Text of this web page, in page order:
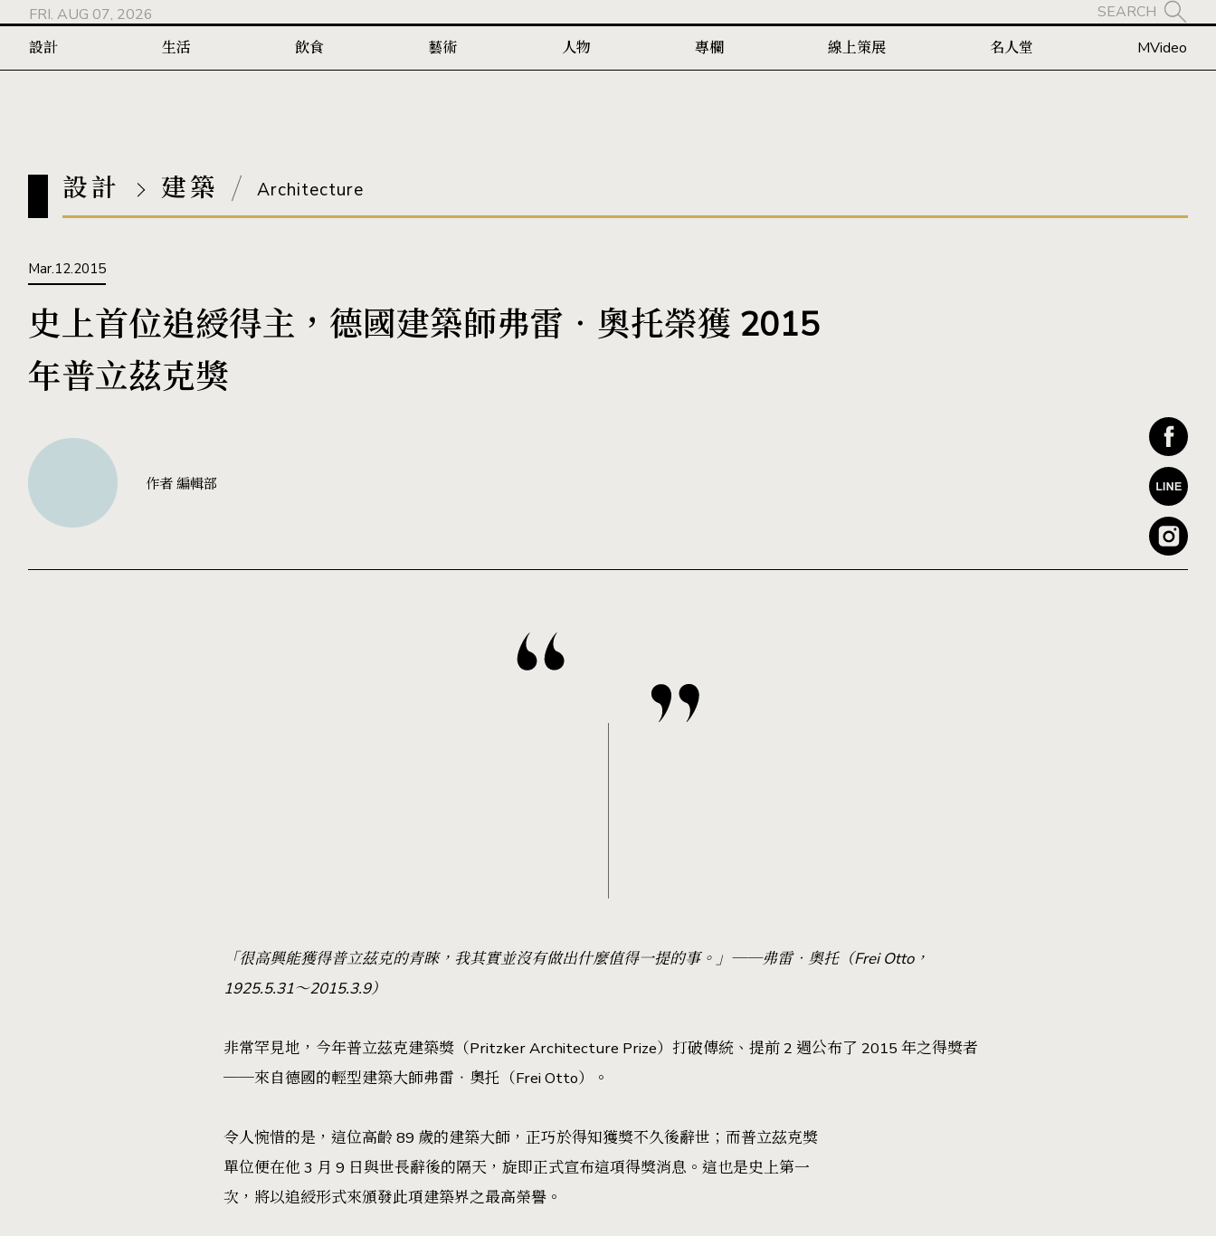
FRI. AUG 07, 2026
SEARCH
設計
生活 飲食 藝術 人物 專欄 線上策展 名人堂 MVideo
設計 建築 Architecture
Mar.12.2015
史上首位追綬得主，德國建築師弗雷‧奧托榮獲 2015
年普立茲克獎
作者 編輯部
「很高興能獲得普立茲克的青睞，我其實並沒有做出什麼值得一提的事。」──弗雷‧奧托（Frei Otto，
1925.5.31～2015.3.9）
非常罕見地，今年普立茲克建築獎（Pritzker Architecture Prize）打破傳統、提前 2 週公布了 2015 年之得獎者
──來自德國的輕型建築大師弗雷‧奧托（Frei Otto）。
令人惋惜的是，這位高齡 89 歲的建築大師，正巧於得知獲獎不久後辭世；而普立茲克獎
單位便在他 3 月 9 日與世長辭後的隔天，旋即正式宣布這項得獎消息。這也是史上第一
次，將以追綬形式來頒發此項建築界之最高榮譽。